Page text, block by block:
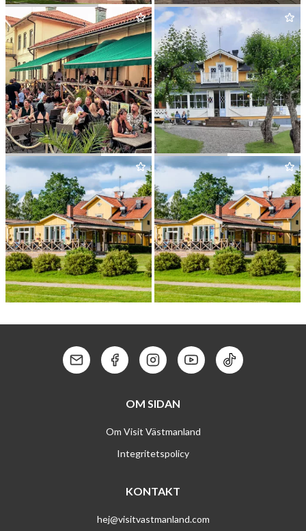
KRISTI­NA KYRKA
JOHANSSONS BAGERI
&CAFÉ
CAFÉ JERN­VÄ­GEN SOFIELUND
Kontakt: MailKontakt: Facebook
Kontakt: Instagram
Kontakt: Youtube
Kontakt: Tik
OM SIDAN
Om Visit Västmanland
Integritetspolicy
KONTAKT
hej@visitvastmanland.com